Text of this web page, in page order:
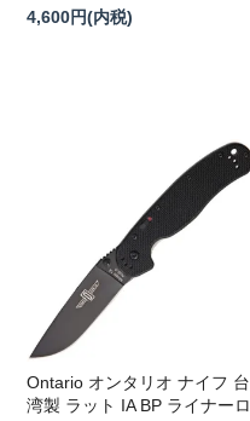
4,600円(内税)
Ontario オンタリオ ナイフ 台
湾製 ラット IA BP ライナーロ